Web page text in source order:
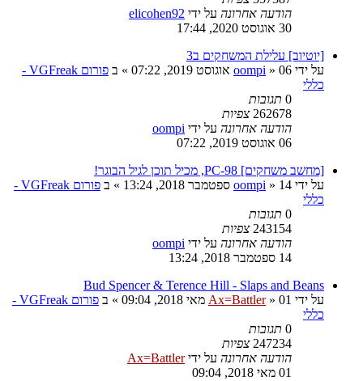
הודעה אחרונה על ידי elicohen92
30 אוגוסט 2020, 17:44
[יוטיוב] עלילת המשחקים ב3
על ידי
oompi » 06 אוגוסט 2019, 07:22 » ב
פורום VGFreak -
כללי
0 תגובות
262678 צפיות
הודעה אחרונה על ידי oompi
06 אוגוסט 2019, 07:22
[מחשב משחקים] PC-98, מכיל תוכן לגיל הבוגר!
על ידי
oompi » 14 ספטמבר 2018, 13:24 » ב
פורום VGFreak -
כללי
0 תגובות
243154 צפיות
הודעה אחרונה על ידי oompi
14 ספטמבר 2018, 13:24
Bud Spencer & Terence Hill - Slaps and Beans
על ידי
Ax=Battler» 01 מאי 2018, 09:04 » ב
פורום VGFreak -
כללי
0 תגובות
247234 צפיות
הודעה אחרונה על ידיAx=Battler
01 מאי 2018, 09:04